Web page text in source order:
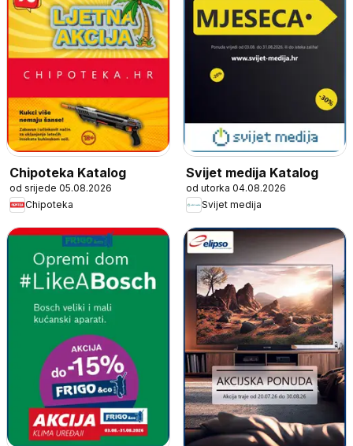
Chipoteka Katalog
od srijede 05.08.2026
Chipoteka
Svijet medija Katalog
od utorka 04.08.2026
Svijet medija